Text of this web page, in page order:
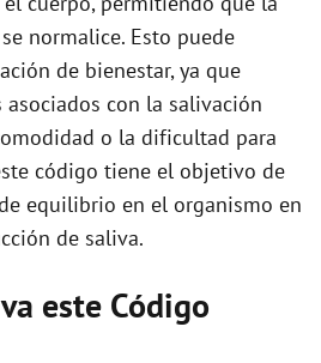
normalice. Esto puede
de bienestar, ya que
con la salivación
o la dificultad para
código tiene el objetivo de
equilibrio en el organismo en
de saliva.
este Código